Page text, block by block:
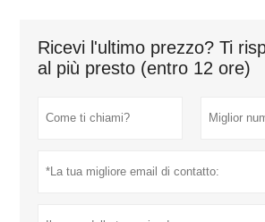
Ricevi l'ultimo prezzo? Ti
al più presto (entro 12 ore)